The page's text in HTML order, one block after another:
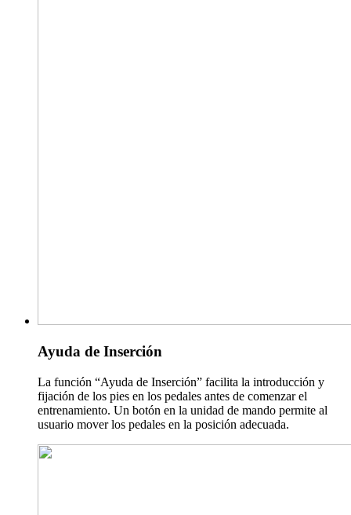
Ayuda de Inserción
La función “Ayuda de Inserción” facilita la introducción y
fijación de los pies en los pedales antes de comenzar el
entrenamiento. Un botón en la unidad de mando permite al
usuario mover los pedales en la posición adecuada.